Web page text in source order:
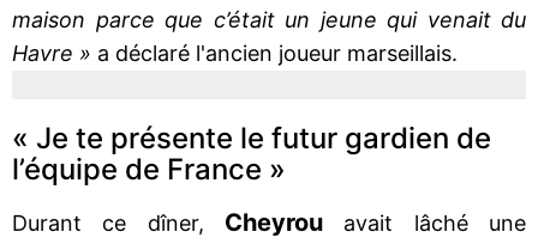
maison parce que c’était un jeune qui venait du
Havre » a déclaré l'ancien joueur marseillais.
« Je te présente le futur gardien de
l’équipe de France »
Durant ce dîner, Cheyrou
avait lâché une